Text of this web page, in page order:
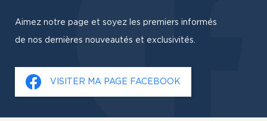
Aimez notre page et soyez les premiers informés
de nos dernières nouveautés et exclusivités.
VISITER MA PAGE FACEBOOK